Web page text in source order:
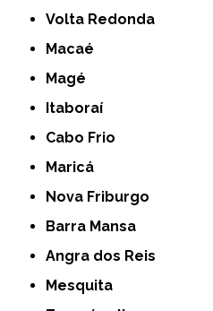
Volta Redonda
Macaé
Magé
Itaboraí
Cabo Frio
Maricá
Nova Friburgo
Barra Mansa
Angra dos Reis
Mesquita